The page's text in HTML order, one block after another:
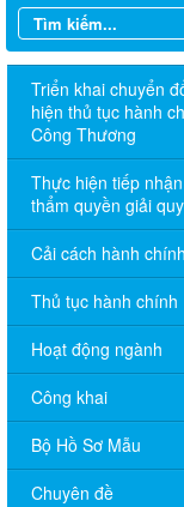
Triển khai chuyển
hiện thủ tục hành
Công Thương
Thực hiện tiếp
thẩm quyền giải
Cải cách hành chính
Thủ tục hành chính
Hoạt động ngành
Công khai
Bộ Hồ Sơ Mẫu
Chuyên đề